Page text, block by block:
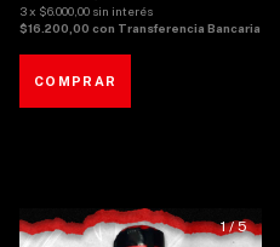
3x $6.000,00 sin interés
$16.200,00 con Transferencia Bancaria
1/5